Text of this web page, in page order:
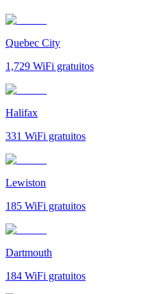
Quebec City
1,729 WiFi gratuitos
Halifax
331 WiFi gratuitos
Lewiston
185 WiFi gratuitos
Dartmouth
184 WiFi gratuitos